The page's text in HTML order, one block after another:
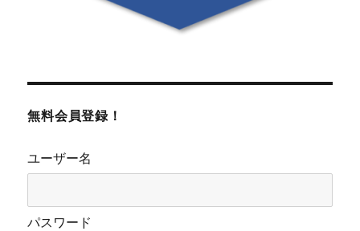
無料会員登録！
ユーザー名
パスワード